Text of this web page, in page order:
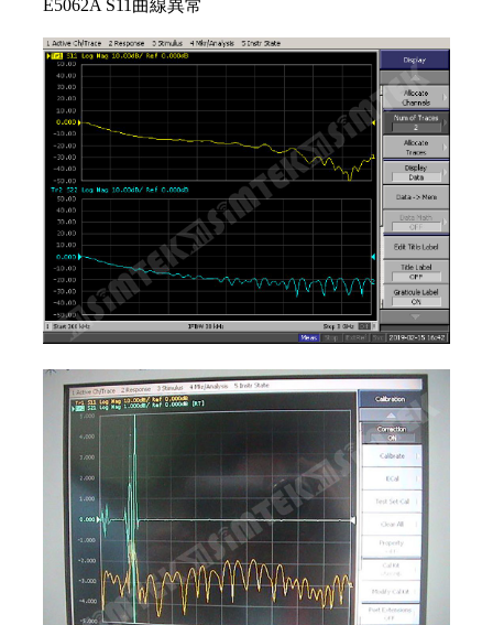
E5062A S11曲線異常